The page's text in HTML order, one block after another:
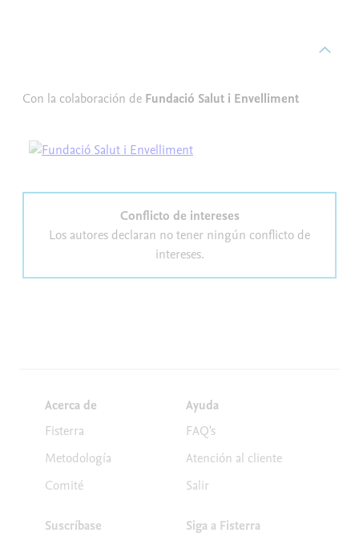
Con la colaboración de Fundació Salut i Envelliment
Conflicto de intereses
Los autores declaran no tener ningún conflicto de
intereses.
Acerca de
Fisterra
Metodología
Comité
Suscríbase
Ayuda
FAQ's
Atención al cliente
Salir
Siga a Fisterra